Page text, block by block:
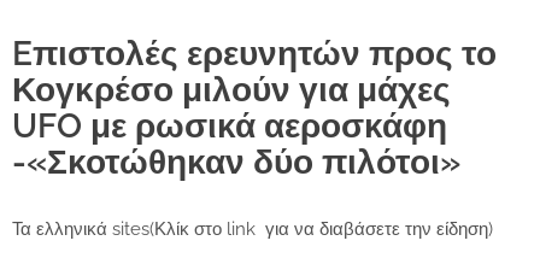
Eπιστολές ερευνητών προς το
Κογκρέσο μιλούν για μάχες
UFO με ρωσικά αεροσκάφη
-«Σκοτώθηκαν δύο πιλότοι»
Τα ελληνικά sites(Κλίκ στο link για να διαβάσετε την είδηση)